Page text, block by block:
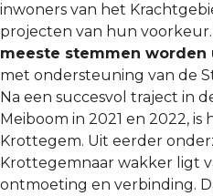
inwoners van het
projecten van hun voorkeur.
meeste stemmen worden
met ondersteuning van de
Na een succesvol traject in
Meiboom in 2021 en 2022,
Krottegem. Uit eerder
Krottegemnaar wakker ligt
ontmoeting en verbinding.